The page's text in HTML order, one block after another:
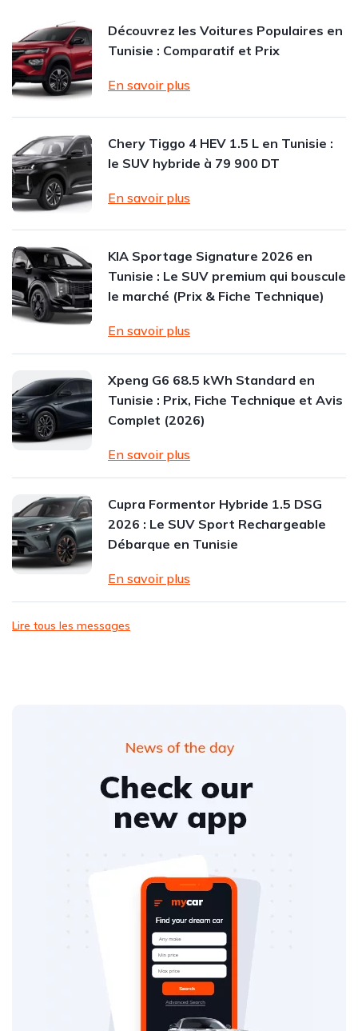
Découvrez les Voitures Populaires en
Tunisie : Comparatif et Prix
En savoir plus
Chery Tiggo 4 HEV 1.5 L en Tunisie :
le SUV hybride à 79 900 DT
En savoir plus
KIA Sportage Signature 2026 en
Tunisie : Le SUV premium qui bouscule
le marché (Prix & Fiche Technique)
En savoir plus
Xpeng G6 68.5 kWh Standard en
Tunisie : Prix, Fiche Technique et Avis
Complet (2026)
En savoir plus
Cupra Formentor Hybride 1.5 DSG
2026 : Le SUV Sport Rechargeable
Débarque en Tunisie
En savoir plus
Lire tous les messages